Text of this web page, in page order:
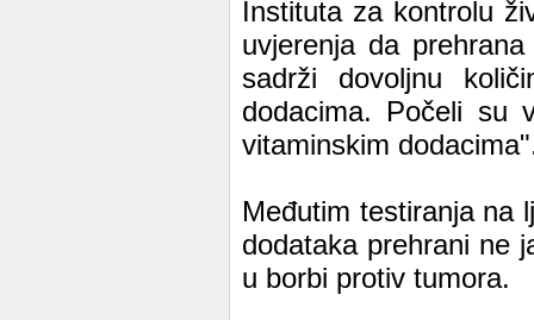
Instituta za kontrolu
uvjerenja da
sadrži dovoljnu
dodacima. Počeli su
vitaminskim
Međutim testiranja na
dodataka prehrani ne
u borbi protiv tumora.